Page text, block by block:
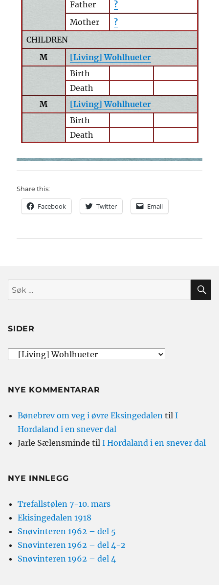
Father
?
Mother
?
CHILDREN
M
[Living] Wohlhueter
Birth
Death
M
[Living] Wohlhueter
Birth
Death
Share this:
Facebook Twitter Email
Søk
etter:
SIDER
NYE KOMMENTARAR
Bønebrev om veg i øvre Eksingedalen til I
Hordaland i en snever dal
Jarle Sælensminde til I Hordaland i en snever dal
NYE INNLEGG
Trefallstølen 7-10. mars
Ekisingedalen 1918
Snøvinteren 1962 – del 5
Snøvinteren 1962 – del 4-2
Snøvinteren 1962 – del 4